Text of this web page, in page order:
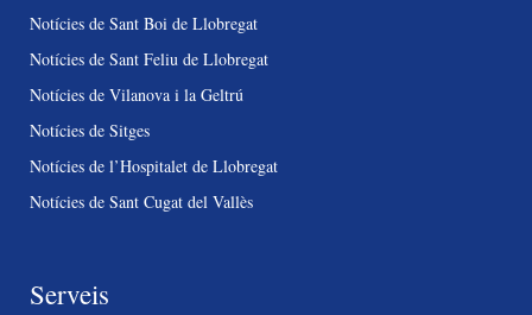
Notícies de Sant Boi de Llobregat
Notícies de Sant Feliu de Llobregat
Notícies de Vilanova i la Geltrú
Notícies de Sitges
Notícies de l’Hospitalet de Llobregat
Notícies de Sant Cugat del Vallès
Serveis